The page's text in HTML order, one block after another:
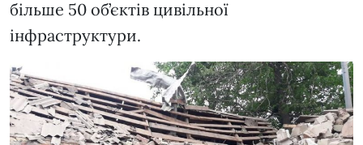
більше 50 об’єктів цивільної
інфраструктури.